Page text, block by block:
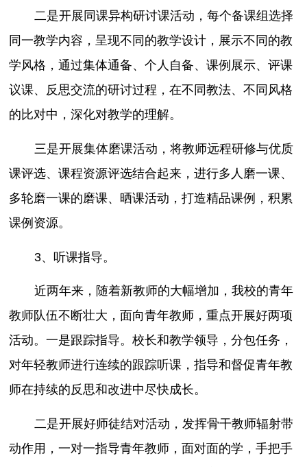
二是开展同课异构研讨课活动，每个备课组选择
同一教学内容，呈现不同的教学设计，展示不同的教
学风格，通过集体通备、个人自备、课例展示、评课
议课、反思交流的研讨过程，在不同教法、不同风格
的比对中，深化对教学的理解。
三是开展集体磨课活动，将教师远程研修与优质
课评选、课程资源评选结合起来，进行多人磨一课、
多轮磨一课的磨课、晒课活动，打造精品课例，积累
课例资源。
3、听课指导。
近两年来，随着新教师的大幅增加，我校的青年
教师队伍不断壮大，面向青年教师，重点开展好两项
活动。一是跟踪指导。校长和教学领导，分包任务，
对年轻教师进行连续的跟踪听课，指导和督促青年教
师在持续的反思和改进中尽快成长。
二是开展好师徒结对活动，发挥骨干教师辐射带
动作用，一对一指导青年教师，面对面的学，手把手